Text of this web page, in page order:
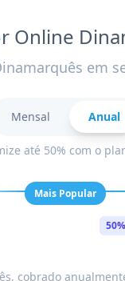
Online
em
Mensal Anual
até 50% com o
Mais Popular
cobrado